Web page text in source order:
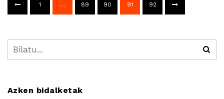
1 … 89 90 91 92
Azken bidalketak